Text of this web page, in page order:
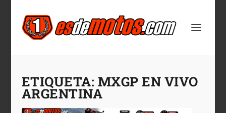
ETIQUETA: MXGP EN VIVO
ARGENTINA